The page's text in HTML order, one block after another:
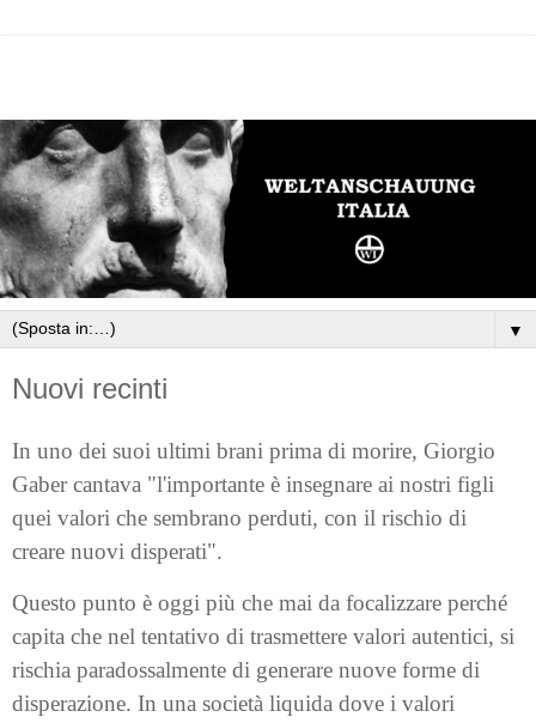
▼
Nuovi recinti
In uno dei suoi ultimi brani prima di morire, Giorgio
Gaber cantava "l'importante è insegnare ai nostri figli
quei valori che sembrano perduti, con il rischio di
creare nuovi disperati".
Questo punto è oggi più che mai da focalizzare perché
capita che nel tentativo di trasmettere valori autentici, si
rischia paradossalmente di generare nuove forme di
disperazione. In una società liquida dove i valori